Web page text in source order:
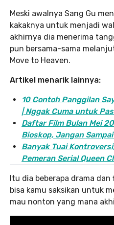
Meski awalnya Sang Gu
kakaknya untuk menjadi
akhirnya dia menerima
pun bersama-sama
Move to Heaven.
Artikel menarik lainnya:
10 Contoh Panggilan
| Nggak Cuma untuk
Daftar Film Bulan Mei
Bioskop, Jangan
Banyak Tuai
Pemeran Serial Queen
Itu dia beberapa drama
bisa kamu saksikan untuk
mau nonton yang mana